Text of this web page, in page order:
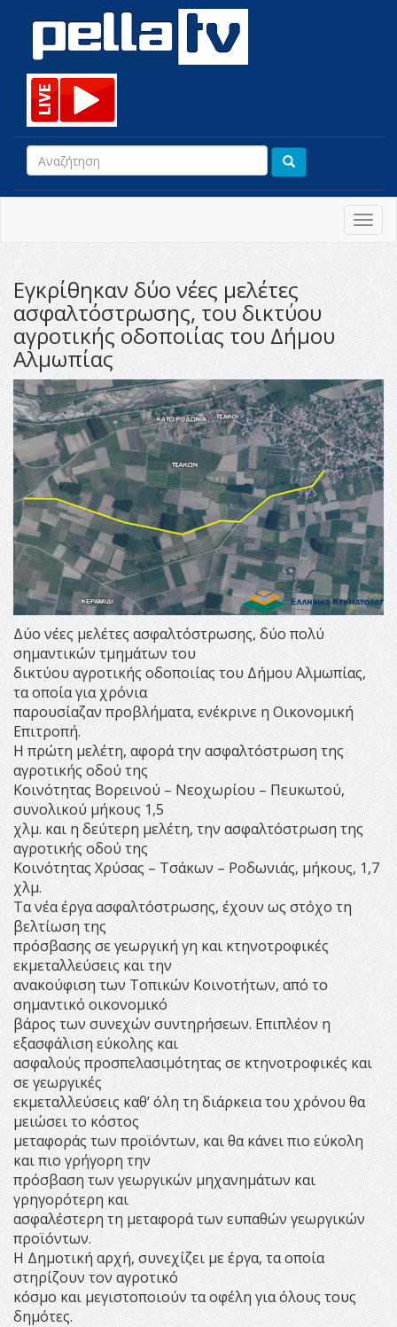
Εγκρίθηκαν δύο νέες μελέτες
ασφαλτόστρωσης, του δικτύου
αγροτικής οδοποιίας του Δήμου
Αλμωπίας
Δύο νέες μελέτες ασφαλτόστρωσης, δύο πολύ
σημαντικών τμημάτων του
δικτύου αγροτικής οδοποιίας του Δήμου Αλμωπίας,
τα οποία για χρόνια
παρουσίαζαν προβλήματα, ενέκρινε η Οικονομική
Επιτροπή.
Η πρώτη μελέτη, αφορά την ασφαλτόστρωση της
αγροτικής οδού της
Κοινότητας Βορεινού – Νεοχωρίου – Πευκωτού,
συνολικού μήκους 1,5
χλμ. και η δεύτερη μελέτη, την ασφαλτόστρωση της
αγροτικής οδού της
Κοινότητας Χρύσας – Τσάκων – Ροδωνιάς, μήκους, 1,7
χλμ.
Τα νέα έργα ασφαλτόστρωσης, έχουν ως στόχο τη
βελτίωση της
πρόσβασης σε γεωργική γη και κτηνοτροφικές
εκμεταλλεύσεις και την
ανακούφιση των Τοπικών Κοινοτήτων, από το
σημαντικό οικονομικό
βάρος των συνεχών συντηρήσεων. Επιπλέον η
εξασφάλιση εύκολης και
ασφαλούς προσπελασιμότητας σε κτηνοτροφικές και
σε γεωργικές
εκμεταλλεύσεις καθ’ όλη τη διάρκεια του χρόνου θα
μειώσει το κόστος
μεταφοράς των προϊόντων, και θα κάνει πιο εύκολη
και πιο γρήγορη την
πρόσβαση των γεωργικών μηχανημάτων και
γρηγορότερη και
ασφαλέστερη τη μεταφορά των ευπαθών γεωργικών
προϊόντων.
Η Δημοτική αρχή, συνεχίζει με έργα, τα οποία
στηρίζουν τον αγροτικό
κόσμο και μεγιστοποιούν τα οφέλη για όλους τους
δημότες.